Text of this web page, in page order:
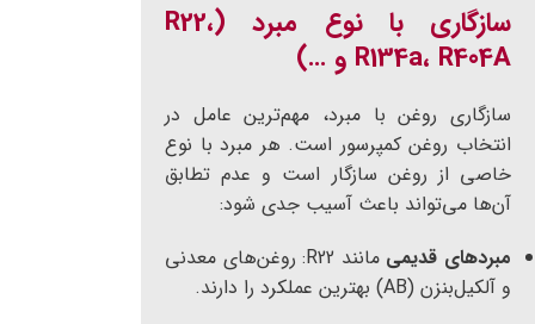
سازگاری با نوع مبرد (R22،
R134a، R404A و …)
سازگاری روغن با مبرد، مهم‌ترین عامل در
انتخاب روغن کمپرسور است. هر مبرد با نوع
خاصی از روغن سازگار است و عدم تطابق
آن‌ها می‌تواند باعث آسیب جدی شود:
مبردهای قدیمی
مانند R22: روغن‌های معدنی
و آلکیل‌بنزن (AB) بهترین عملکرد را دارند.